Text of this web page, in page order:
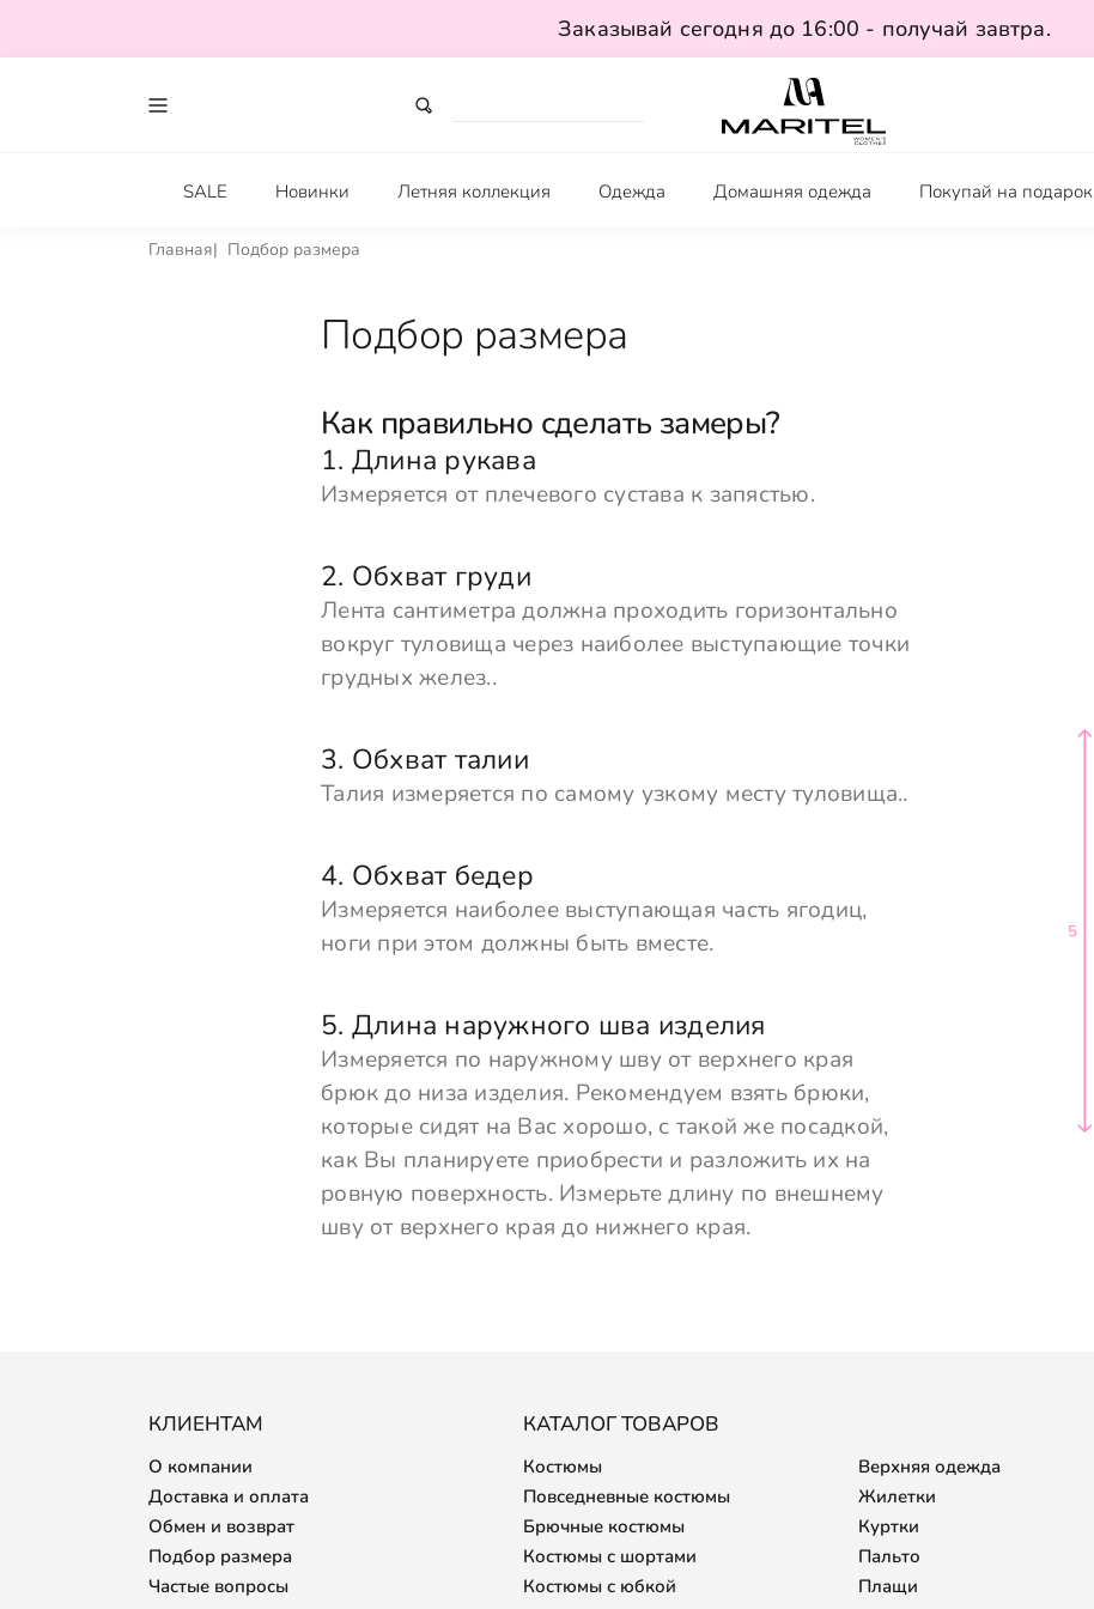
Заказывай сегодня до 16:00 - получай завтра.
SALE Новинки Летняя коллекция Одежда Домашняя одежда Покупай на подарок
Главная Подбор размера
Подбор размера
Как правильно сделать замеры?
1. Длина рукава
Измеряется от плечевого сустава к запястью.
2. Обхват груди
Лента сантиметра должна проходить горизонтально
вокруг туловища через наиболее выступающие точки
грудных желез..
3. Обхват талии
Талия измеряется по самому узкому месту туловища..
4. Обхват бедер
Измеряется наиболее выступающая часть ягодиц,
ноги при этом должны быть вместе.
5. Длина наружного шва изделия
Измеряется по наружному шву от верхнего края
брюк до низа изделия. Рекомендуем взять брюки,
которые сидят на Вас хорошо, с такой же посадкой,
как Вы планируете приобрести и разложить их на
ровную поверхность. Измерьте длину по внешнему
шву от верхнего края до нижнего края.
КЛИЕНТАМ
О компании
Доставка и оплата
Обмен и возврат
Подбор размера
Частые вопросы
КАТАЛОГ ТОВАРОВ
Костюмы
Повседневные костюмы
Брючные костюмы
Костюмы с шортами
Костюмы с юбкой
Верхняя одежда
Жилетки
Куртки
Пальто
Плащи